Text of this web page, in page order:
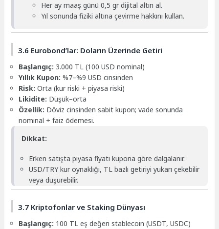
Her ay maaş günü 0,5 gr dijital altın al.
Yıl sonunda fiziki altına çevirme hakkını kullan.
3.6 Eurobond’lar: Doların Üzerinde Getiri
Başlangıç: 3.000 TL (100 USD nominal)
Yıllık Kupon: %7–%9 USD cinsinden
Risk: Orta (kur riski + piyasa riski)
Likidite: Düşük–orta
Özellik: Döviz cinsinden sabit kupon; vade sonunda
nominal + faiz ödemesi.
Dikkat:
Erken satışta piyasa fiyatı kupona göre dalgalanır.
USD/TRY kur oynaklığı, TL bazlı getiriyi yukarı çekebilir
veya düşürebilir.
3.7 Kriptofonlar ve Staking Dünyası
Başlangıç: 100 TL eş değeri stablecoin (USDT, USDC)